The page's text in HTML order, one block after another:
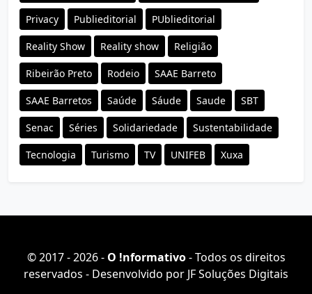
Privacy Publieditorial PUblieditorial
Reality Show Reality show Religião
Ribeirão Preto Rodeio SAAE Barreto
SAAE Barretos Saúde Sáude Saude SBT
Senac Séries Solidariedade Sustentabilidade
Tecnologia Turismo TV UNIFEB Xuxa
© 2017 - 2026 - O ǃnformativo- Todos os direitos
reservados - Desenvolvido por JF Soluções Digitais